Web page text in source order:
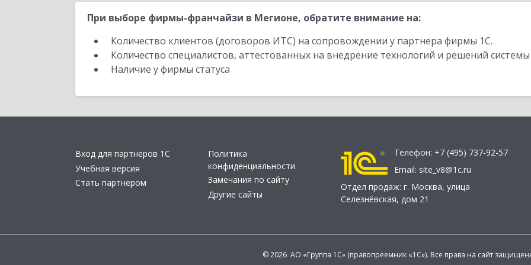
При выборе фирмы-франчайзи в Мегионе, обратите внимание на:
Количество клиентов (договоров ИТС) на сопровождении у партнера фирмы 1С.
Количество специалистов, аттестованных на внедрение технологий и решений
Наличие у фирмы статуса
Вход для партнеров 1С
Учебная версия
Стать партнером
Политика
конфиденциальности
Замечания по сайту
Другие сайты
Телефон: +7 (495) 737-92-57
Email: site_v8@1c.ru
Отдел продаж: г. Москва, улица
Селезнёвская, дом 21
© 2026 АО «Группа 1С» (правопреемник «1С»). Все права на сайт